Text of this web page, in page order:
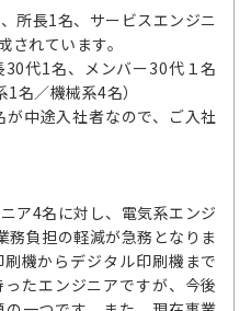
所長1名、サービスエンジニ
れています。
代1名、メンバー30代１名
名／機械系4名）
中途入社者なので、ご入社
ア4名に対し、電気系エンジ
務負担の軽減が急務となりま
機からデジタル印刷機まで
たエンジニアですが、今後